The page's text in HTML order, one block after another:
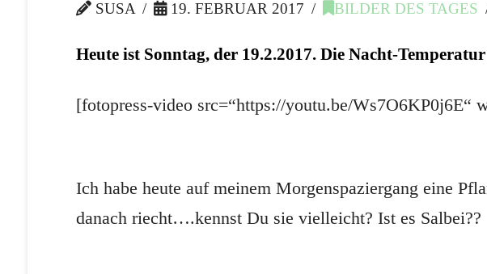
SUSA 19. FEBRUAR 2017 BILDER DES TAGES
Heute ist Sonntag, der 19.2.2017. Die Nacht-
[fotopress-video src=“https://youtu.be/Ws7O6KP0j6E“
Ich habe heute auf meinem Morgenspaziergang eine
danach riecht….kennst Du sie vielleicht? Ist es Salbei??